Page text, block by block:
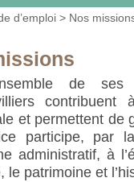
d’emploi > Nos
de ses
et permettent de
participe, par
administratif, à
le patrimoine et